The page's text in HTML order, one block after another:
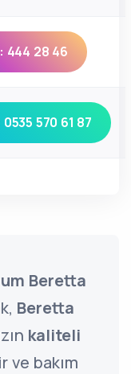
444 28 46
570 61 87
Beretta
Beretta
kaliteli
ve bakım